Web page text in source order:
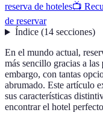
reserva de hoteles📺
de reservar
Índice(14 secciones)
En el mundo actual,
más sencillo gracias a las
embargo, con tantas
abrumado. Este artículo
sus características
encontrar el hotel